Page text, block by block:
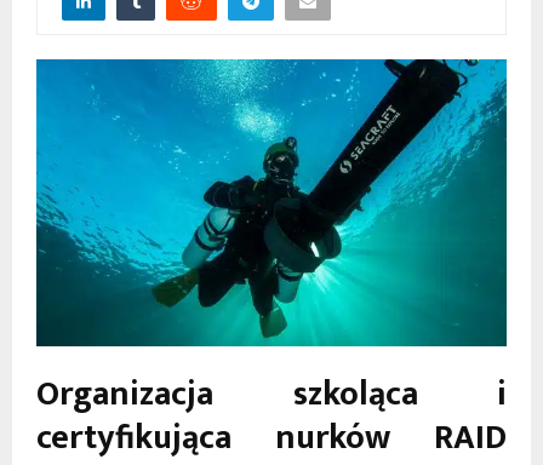
Organizacja szkoląca i
certyfikująca nurków RAID